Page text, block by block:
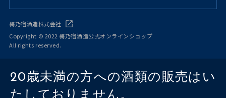
梅乃宿酒造株式会社
Copyright © 2022 梅乃宿酒造公式オンラインショップ
All rights reserved.
20歳未満の方への酒類の販売はい
たしておりません。